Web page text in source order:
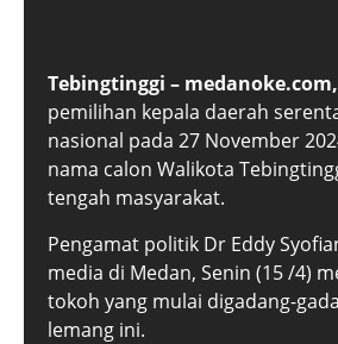
Tebingtinggi – medanoke.com,
pemilihan kepala daerah
nasional pada 27 November
nama calon Walikota
tengah masyarakat.
Pengamat politik Dr Eddy
media di Medan, Senin (15 /4)
tokoh yang mulai digadang-
lemang ini.